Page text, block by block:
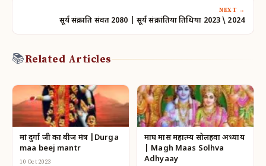
NEXT →
सूर्य संक्राति संवत 2080 | सूर्य संक्रांतिया तिथिया 2023 \ 2024
📚Related Articles
मां दुर्गा जी का बीज मंत्र |Durga
maa beej mantr
10 Oct 2023
माघ मास महात्म्य सोलहवा अध्याय
| Magh Maas Solhva
Adhyaay